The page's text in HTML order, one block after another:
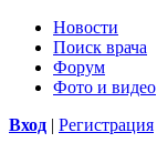
Новости
Поиск врача
Форум
Фото и видео
Вход | Регистрация